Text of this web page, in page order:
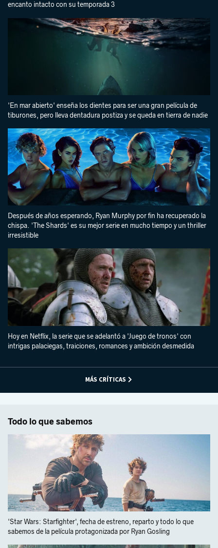
encanto intacto con su temporada 3
'En mar abierto' enseña los dientes para ser una gran película de
tiburones, pero lleva dentadura postiza y se queda en tierra de nadie
Después de años esperando, Ryan Murphy por fin ha recuperado la
chispa. 'The Shards' es su mejor serie en mucho tiempo y un thriller
irresistible
Hoy en Netflix, la serie que se adelantó a 'Juego de tronos' con
intrigas palaciegas, traiciones, romances y ambición desmedida
MÁS CRÍTICAS
Todo lo que sabemos
'Star Wars: Starfighter', fecha de estreno, reparto y todo lo que
sabemos de la película protagonizada por Ryan Gosling